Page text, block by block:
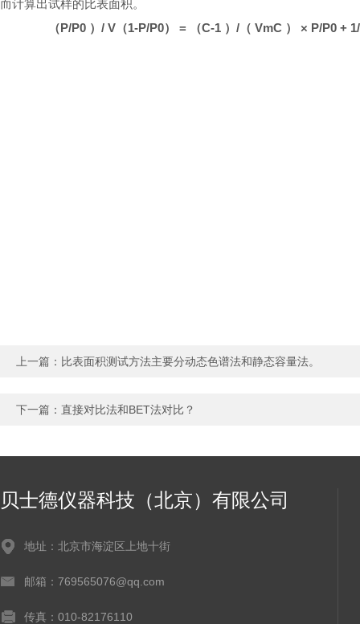
而计算出试样的比表面积。
（P/P0 ）/ V（1-P/P0） = （C-1 ）/（ VmC ） × P/P0 +
上一篇： 比表面积测试方法主要分动态色谱法和静态容量法。
下一篇： 直接对比法和BET法对比？
贝士德仪器科技（北京）有限公司
地址：北京市海淀区上地十街
邮箱：769565076@qq.com
传真：010-82176110